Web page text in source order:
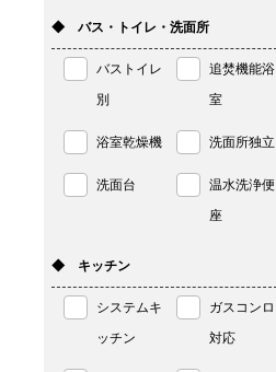
◆ バス・トイレ・洗面所
バストイレ
別
追焚機能浴
室
浴室乾燥機 洗面所独立
洗面台
温水洗浄便
座
◆ キッチン
システムキ
ッチン
ガスコンロ
対応